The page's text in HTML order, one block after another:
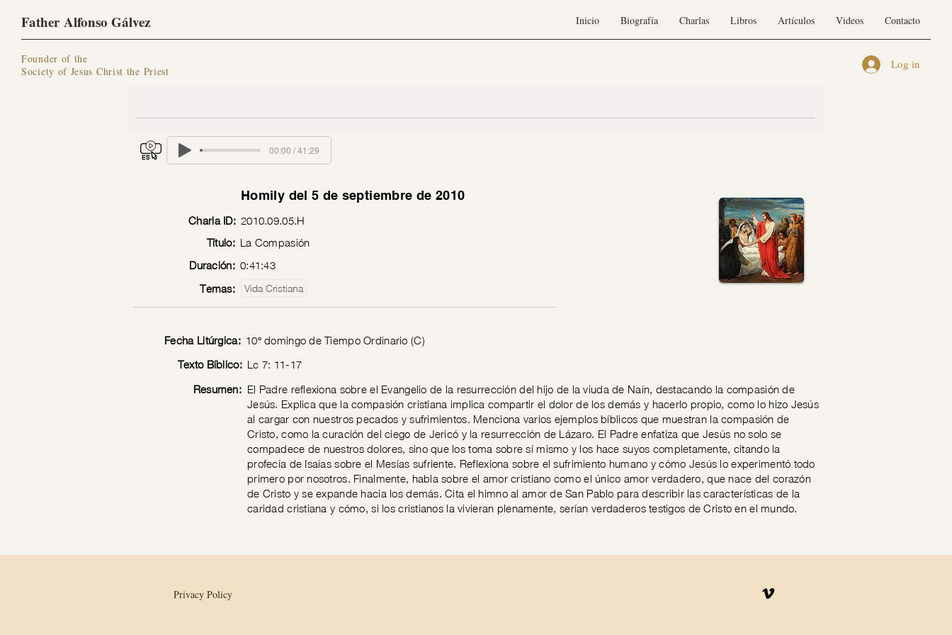
Father Alfonso Gálvez
Founder of the
Society of Jesus Christ the Priest
Inicio Biografía Charlas Libros Artículos Videos Contacto
Log in
00:00 / 41:29
Homily del 5 de septiembre de 2010
Charla ID: 2010.09.05.H
Título: La Compasión
Duración: 0:41:43
Temas:
Vida Cristiana
Fecha Litúrgica: 10º domingo de Tiempo Ordinario (C)
Texto Bíblico: Lc 7: 11-17
Resumen: El Padre reflexiona sobre el Evangelio de la resurrección del hijo de la viuda de Naín, destacando la compasión de
Jesús. Explica que la compasión cristiana implica compartir el dolor de los demás y hacerlo propio, como lo hizo Jesús
al cargar con nuestros pecados y sufrimientos. Menciona varios ejemplos bíblicos que muestran la compasión de
Cristo, como la curación del ciego de Jericó y la resurrección de Lázaro. El Padre enfatiza que Jesús no solo se
compadece de nuestros dolores, sino que los toma sobre sí mismo y los hace suyos completamente, citando la
profecía de Isaías sobre el Mesías sufriente. Reflexiona sobre el sufrimiento humano y cómo Jesús lo experimentó todo
primero por nosotros. Finalmente, habla sobre el amor cristiano como el único amor verdadero, que nace del corazón
de Cristo y se expande hacia los demás. Cita el himno al amor de San Pablo para describir las características de la
caridad cristiana y cómo, si los cristianos la vivieran plenamente, serían verdaderos testigos de Cristo en el mundo.
Privacy Policy